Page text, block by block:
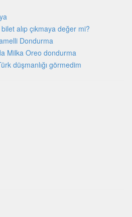
alıp çıkmaya değer mi?
Dondurma
Milka Oreo dondurma
düşmanlığı görmedim